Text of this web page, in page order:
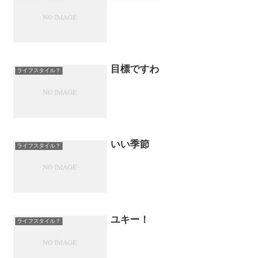
ライフスタイル？ 目標ですわ
ライフスタイル？ いい季節
ライフスタイル？ ユキー！